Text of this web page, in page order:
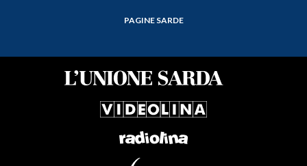
PAGINE SARDE